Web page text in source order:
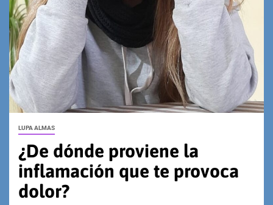
LUPA ALMAS
¿De dónde proviene la
inflamación que te provoca
dolor?